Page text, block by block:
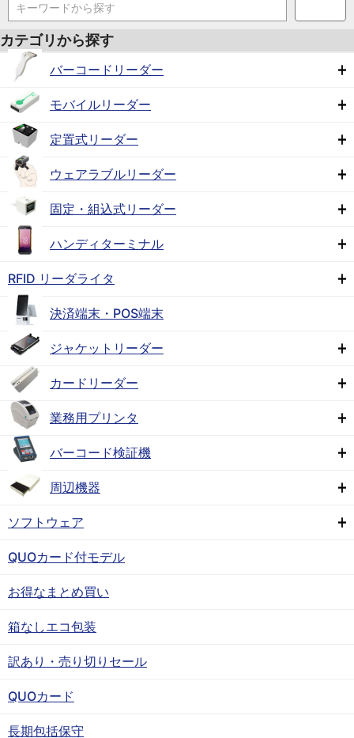
キーワードから探す
カテゴリから探す
バーコードリーダー
モバイルリーダー
定置式リーダー
ウェアラブルリーダー
固定・組込式リーダー
ハンディターミナル
RFID リーダライタ
決済端末・POS端末
ジャケットリーダー
カードリーダー
業務用プリンタ
バーコード検証機
周辺機器
ソフトウェア
QUOカード付モデル
お得なまとめ買い
箱なしエコ包装
訳あり・売り切りセール
QUOカード
長期包括保守